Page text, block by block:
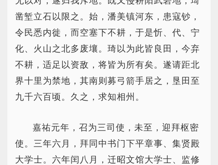
凿堑立石以限之。始，潘美镇河东，患寇钞，
令民悉内徙，而空塞下不耕，于是忻、代、宁
化、火山之北多废壤。琦以为此皆良田，今弃
不耕，适足以资敌，将皆为所有矣。遂请距北
界十里为禁地，其南则募弓箭手居之，垦田至
九千六百顷。久之，求知相州。
嘉祐元年，召为三司使，未至，迎拜枢密
使。三年六月，拜同中书门下平章事、集贤殿
大学士。六年闰八月，迁昭文馆大学士、监修